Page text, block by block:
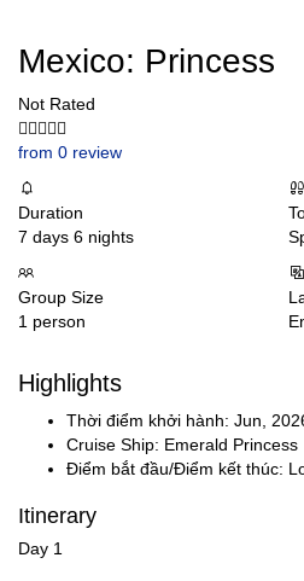
Mexico: Princess
Not Rated
from 0 review
Duration
7 days 6 nights
Group Size
1 person
Highlights
Thời điểm khởi hành: Jun,
Cruise Ship: Emerald Princess
Điểm bắt đầu/Điểm kết thúc:
Itinerary
Day 1